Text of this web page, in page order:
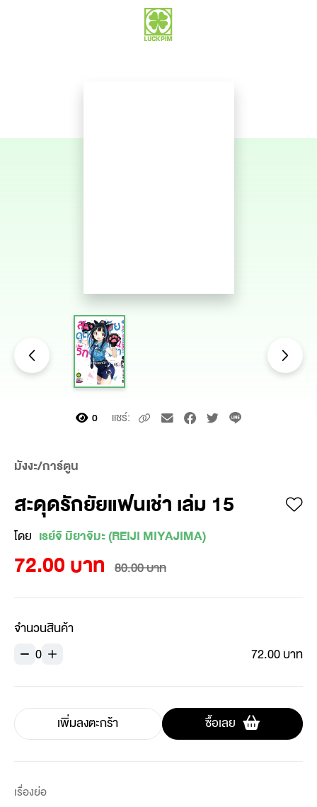
0 แชร์:
มังงะ/การ์ตูน
สะดุดรักยัยแฟนเช่า เล่ม 15
โดย เรย์จิ มิยาจิมะ (REIJI MIYAJIMA)
72.00 บาท 80.00 บาท
จำนวนสินค้า
0
72.00 บาท
เพิ่มลงตะกร้า ซื้อเลย
เรื่องย่อ